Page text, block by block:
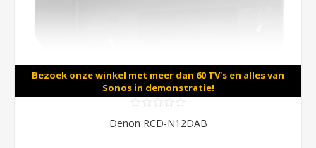
Bezoek onze winkel met meer dan 60 TV's en alles van
Sonos in demonstratie!
Denon RCD-N12DAB